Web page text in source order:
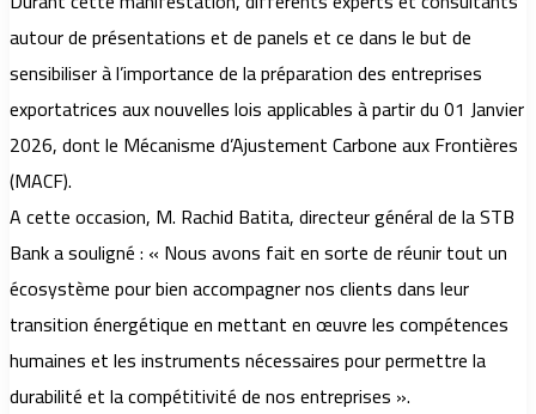
autour de présentations et de panels et ce dans le but de
sensibiliser à l’importance de la préparation des entreprises
exportatrices aux nouvelles lois applicables à partir du 01 Janvier
2026, dont le Mécanisme d’Ajustement Carbone aux Frontières
(MACF).
A cette occasion, M. Rachid Batita, directeur général de la STB
Bank a souligné : « Nous avons fait en sorte de réunir tout un
écosystème pour bien accompagner nos clients dans leur
transition énergétique en mettant en œuvre les compétences
humaines et les instruments nécessaires pour permettre la
durabilité et la compétitivité de nos entreprises ».